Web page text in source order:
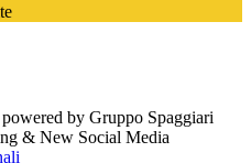
by Gruppo Spaggiari
& New Social Media